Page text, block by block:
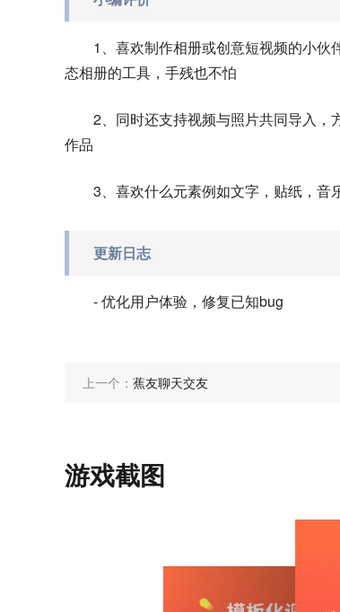
1、喜欢制作相册或创意短视频的小
态相册的工具，手残也不怕
2、同时还支持视频与照片共同导入
作品
3、喜欢什么元素例如文字，贴纸，音
更新日志
- 优化用户体验，修复已知bug
上一个： 蕉友聊天交友
游戏截图